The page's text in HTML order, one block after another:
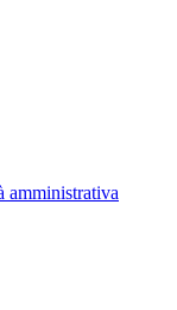
amministrativa